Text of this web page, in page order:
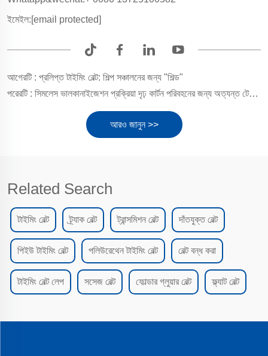
ইমেইল:[email protected]
আগেরটি : প্রলিপ্ত টাইমিং বেল্ট: শিল্প সঞ্চালনের জন্য "শিল্ড"
পরেরটি : সিমলেস ভালকানাইজেশন প্রক্রিয়া দৃঢ় কার্টন পরিবহনের জন্য অত্যন্ত টেকসই গ্লু ফোল্ডার মেশিন বেল্ট তৈরি করে!
আরও জানুন >>
Related Search
টাইমিং বেল্ট ট্র্যাক বেল্ট ট্রান্সমিশন বেল্ট দাঁতযুক্ত বেল্ট
পিইউ টাইমিং বেল্ট পলিউরেথেন টাইমিং বেল্ট বেল্ট বন্ধ করা
টাইমিং বেল্ট লেপ সসেজ বেল্ট ফোল্ডার গ্লুয়ার বেল্ট ফ্ল্যাট বেল্ট